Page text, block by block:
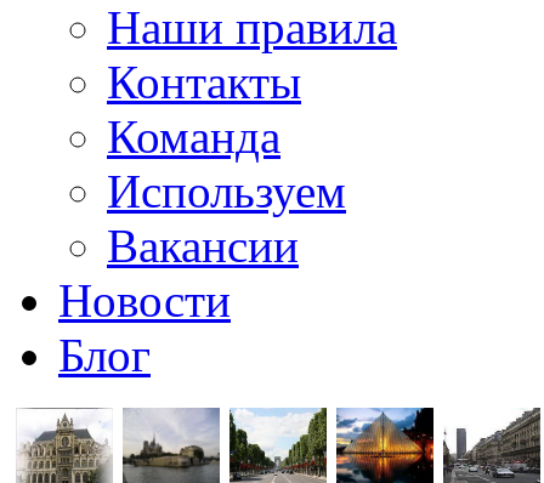
Наши правила
Контакты
Команда
Используем
Вакансии
Новости
Блог